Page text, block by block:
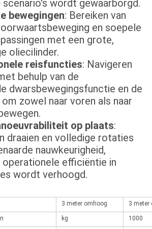
wordt gewaarborgd.
bewegingen: Bereiken van
en soepele
met een grote,
oliecilinder.
reisfuncties: Navigeren
behulp van de
dwarsbewegingsfunctie en de
zowel naar voren als naar
op plaats:
draaien en volledige rotaties
nauwkeurigheid,
efficiëntie in
wordt verhoogd.
3 meter omhoog. 3 meter
kg 1000